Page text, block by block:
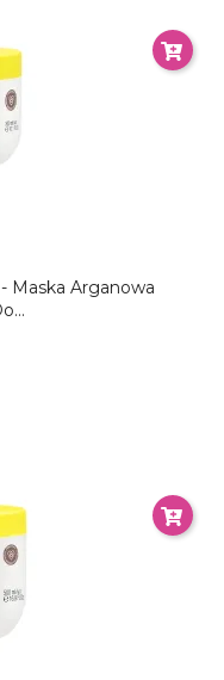
Maska Arganowa